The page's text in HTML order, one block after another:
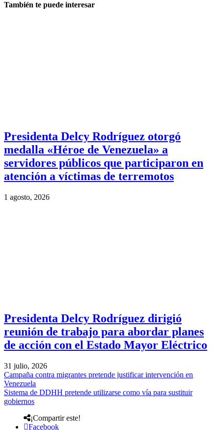
También te puede interesar
Presidenta Delcy Rodríguez otorgó
medalla «Héroe de Venezuela» a
servidores públicos que participaron en
atención a víctimas de terremotos
1 agosto, 2026
Presidenta Delcy Rodríguez dirigió
reunión de trabajo para abordar planes
de acción con el Estado Mayor Eléctrico
31 julio, 2026
Campaña contra migrantes pretende justificar intervención en
Venezuela
Sistema de DDHH pretende utilizarse como vía para sustituir
gobiernos
¡Compartir este!
Facebook